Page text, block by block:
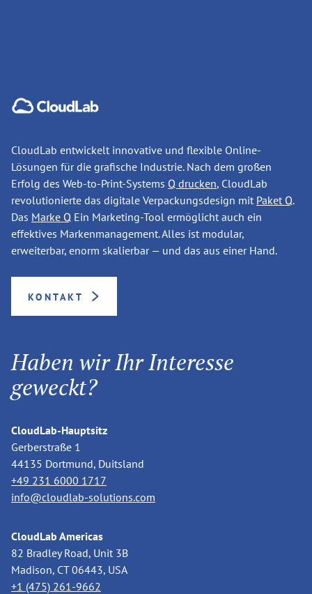
CloudLab entwickelt innovative und flexible Online-
Lösungen für die grafische Industrie. Nach dem großen
Erfolg des Web-to-Print-Systems Q drucken, CloudLab
revolutionierte das digitale Verpackungsdesign mit Paket Q.
Das Marke Q Ein Marketing-Tool ermöglicht auch ein
effektives Markenmanagement. Alles ist modular,
erweiterbar, enorm skalierbar — und das aus einer Hand.
KONTAKT
Haben wir Ihr Interesse
geweckt?
CloudLab-Hauptsitz
Gerberstraße 1
44135 Dortmund, Duitsland
+49 231 6000 1717
info@cloudlab-solutions.com
CloudLab Americas
82 Bradley Road, Unit 3B
Madison, CT 06443, USA
+1 (475) 261-9662